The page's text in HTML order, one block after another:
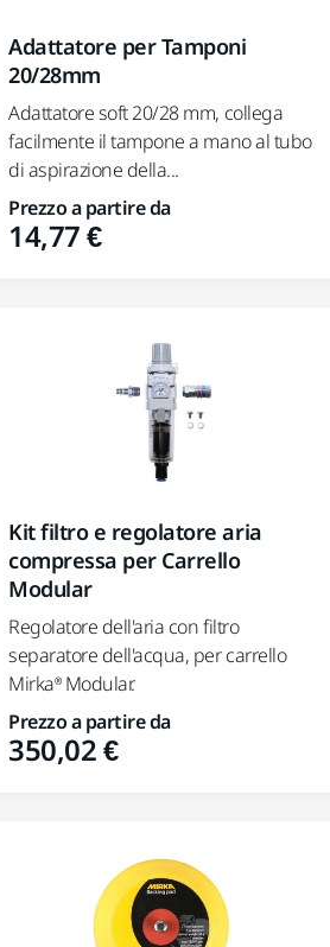
Adattatore per Tamponi
20/28mm
Adattatore soft 20/28 mm, collega
facilmente il tampone a mano al tubo
di aspirazione della...
Prezzo a partire da
14,77 €
Kit filtro e regolatore aria
compressa per Carrello
Modular
Regolatore dell'aria con filtro
separatore dell'acqua, per carrello
Mirka® Modular.
Prezzo a partire da
350,02 €